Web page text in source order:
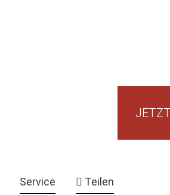
Service Teilen